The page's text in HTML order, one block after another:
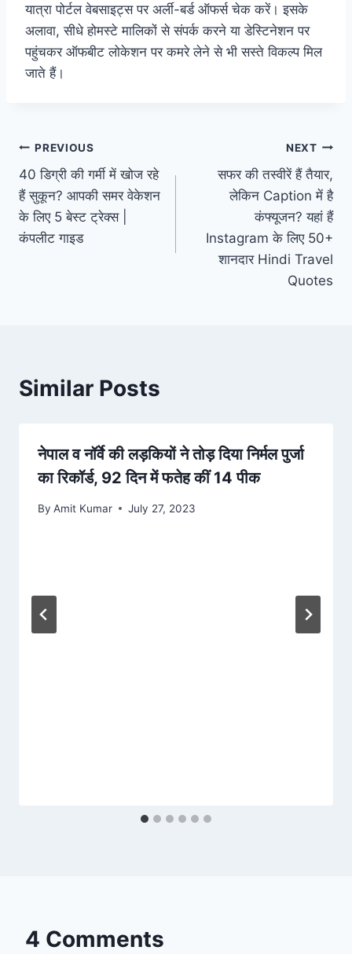
यात्रा पोर्टल वेबसाइट्स पर अर्ली-बर्ड ऑफर्स चेक करें। इसके
अलावा, सीधे होमस्टे मालिकों से संपर्क करने या डेस्टिनेशन पर
पहुंचकर ऑफबीट लोकेशन पर कमरे लेने से भी सस्ते विकल्प मिल
जाते हैं।
Post
navigation
PREVIOUS
40 डिग्री की गर्मी में खोज रहे
हैं सुकून? आपकी समर वेकेशन
के लिए 5 बेस्ट ट्रेक्स |
कंपलीट गाइड
NEXT
सफर की तस्वीरें हैं तैयार,
लेकिन Caption में है
कंफ्यूजन? यहां हैं
Instagram के लिए 50+
शानदार Hindi Travel
Quotes
Similar Posts
नेपाल व नॉर्वे की लड़कियों ने तोड़ दिया निर्मल पुर्जा
का रिकॉर्ड, 92 दिन में फतेह कीं 14 पीक
By Amit Kumar July 27, 2023
4 Comments